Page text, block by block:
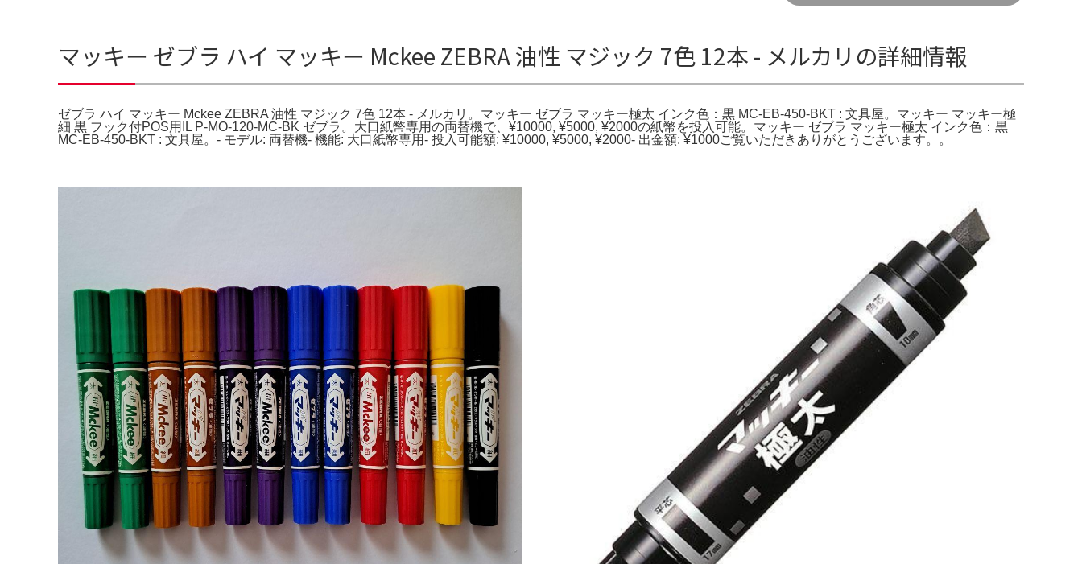
マッキー ゼブラ ハイ マッキー Mckee ZEBRA 油性 マジック 7色 12本 - メルカリの詳細情報
ゼブラ ハイ マッキー Mckee ZEBRA 油性 マジック 7色 12本 - メルカリ。マッキー ゼブラ マッキー極太 インク色：黒 MC-EB-450-BKT : 文具屋。マッキー マッキー極
細 黒 フック付POS用IL P-MO-120-MC-BK ゼブラ。大口紙幣専用の両替機で、¥10000, ¥5000, ¥2000の紙幣を投入可能。マッキー ゼブラ マッキー極太 インク色：黒
MC-EB-450-BKT : 文具屋。- モデル: 両替機- 機能: 大口紙幣専用- 投入可能額: ¥10000, ¥5000, ¥2000- 出金額: ¥1000ご覧いただきありがとうございます。。